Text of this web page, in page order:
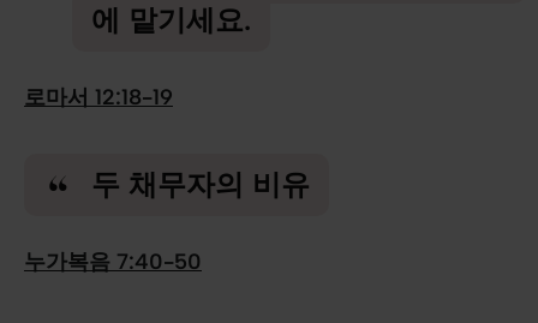
에 맡기세요.
로마서 12:18-19
두 채무자의 비유
누가복음 7:40-50